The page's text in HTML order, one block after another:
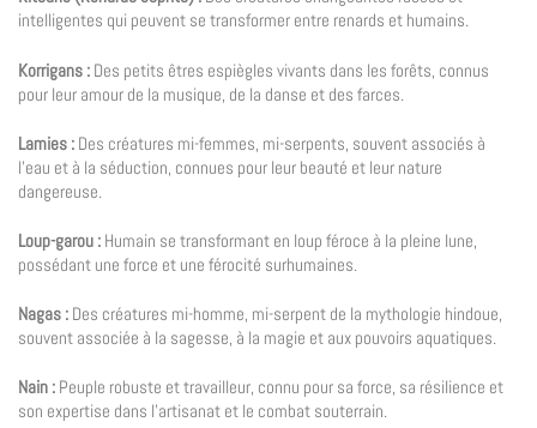
intelligentes qui peuvent se transformer entre renards et humains.
Korrigans : Des petits êtres espiègles vivants dans les forêts, connus
pour leur amour de la musique, de la danse et des farces.
Lamies : Des créatures mi-femmes, mi-serpents, souvent associés à
l’eau et à la séduction, connues pour leur beauté et leur nature
dangereuse.
Loup-garou : Humain se transformant en loup féroce à la pleine lune,
possédant une force et une férocité surhumaines.
Nagas : Des créatures mi-homme, mi-serpent de la mythologie hindoue,
souvent associée à la sagesse, à la magie et aux pouvoirs aquatiques.
Nain : Peuple robuste et travailleur, connu pour sa force, sa résilience et
son expertise dans l’artisanat et le combat souterrain.